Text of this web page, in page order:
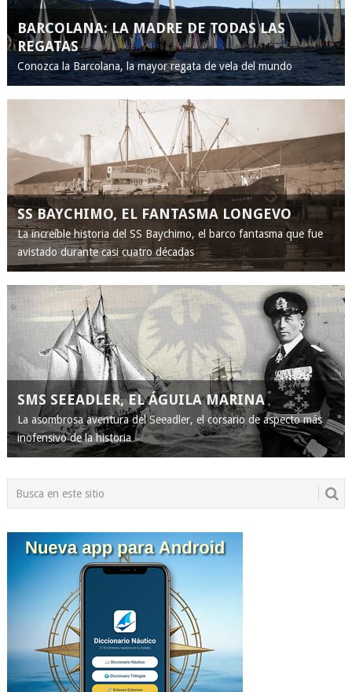
BARCOLANA: LA MADRE DE TODAS LAS
REGATAS
Conozca la Barcolana, la mayor regata de vela del mundo
SS BAYCHIMO, EL FANTASMA LONGEVO
La increíble historia del SS Baychimo, el barco fantasma que fue
avistado durante casi cuatro décadas
SMS SEEADLER, EL ÁGUILA MARINA
La asombrosa aventura del Seeadler, el corsario de aspecto más
inofensivo de la historia